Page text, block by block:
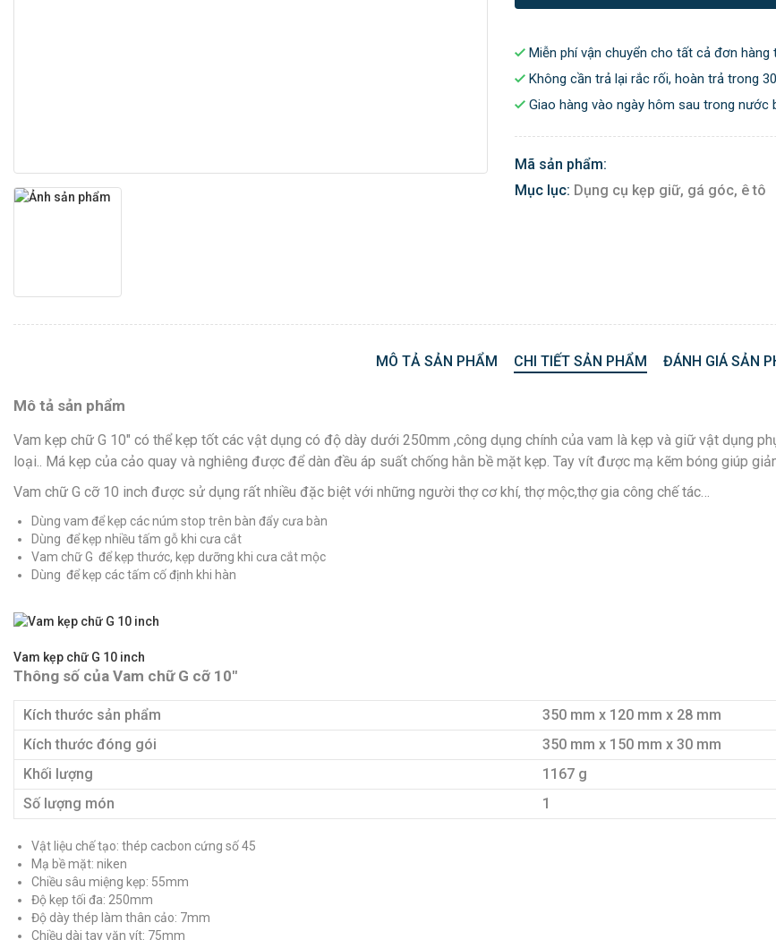
Miễn phí vận chuyển cho tất cả đơn hàng
Không cần trả lại rắc rối, hoàn trả trong
Giao hàng vào ngày hôm sau trong nước
Mã sản phẩm:
Mục lục: Dụng cụ kẹp giữ, gá góc, ê tô
MÔ TẢ SẢN PHẨM CHI TIẾT SẢN PHẨM ĐÁNH GIÁ SẢN
Mô tả sản phẩm
Vam kẹp chữ G 10″ có thể kẹp tốt các vật dụng có độ dày dưới 250mm ,công dụng chính của vam là kẹp và giữ vật dụng
loại.. Má kẹp của cảo quay và nghiêng được để dàn đều áp suất chống hằn bề mặt kẹp. Tay vít được mạ kẽm bóng giúp
Vam chữ G cỡ 10 inch được sử dụng rất nhiều đặc biệt với những người thợ cơ khí, thợ mộc,thợ gia công chế tác…
Dùng vam để kẹp các núm stop trên bàn đẩy cưa bàn
Dùng để kẹp nhiều tấm gỗ khi cưa cắt
Vam chữ G để kẹp thước, kẹp dưỡng khi cưa cắt mộc
Dùng để kẹp các tấm cố định khi hàn
Vam kẹp chữ G 10 inch
Thông số của Vam chữ G cỡ 10″
Kích thước sản phẩm
350 mm x 120 mm x 28 mm
Kích thước đóng gói
350 mm x 150 mm x 30 mm
Khối lượng
1167 g
Số lượng món
1
Vật liệu chế tạo: thép cacbon cứng số 45
Mạ bề mặt: niken
Chiều sâu miệng kẹp: 55mm
Độ kẹp tối đa: 250mm
Độ dày thép làm thân cảo: 7mm
Chiều dài tay vặn vít: 75mm